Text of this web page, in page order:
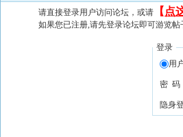
请直接登录用户访问论坛，或请 【 点
如果您已注册,请先登录论坛即可游览帖
登录
用
密 码
隐身